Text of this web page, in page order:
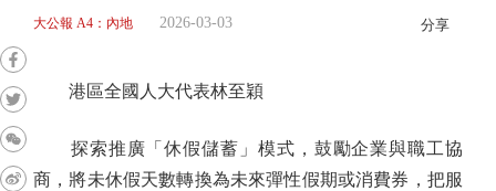
大公報 A4：內地 2026-03-03 分享
港區全國人大代表林至穎
探索推廣「休假儲蓄」模式，鼓勵企業與職工協
商，將未休假天數轉換為未來彈性假期或消費券，把服